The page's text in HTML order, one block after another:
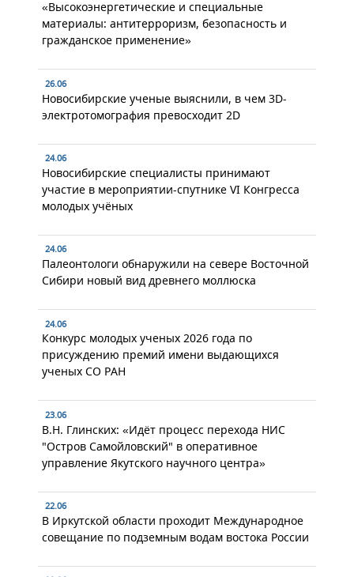
«Высокоэнергетические и специальные
материалы: антитерроризм, безопасность и
гражданское применение»
26.06
Новосибирские ученые выяснили, в чем 3D-
электротомография превосходит 2D
24.06
Новосибирские специалисты принимают
участие в мероприятии-спутнике VI Конгресса
молодых учёных
24.06
Палеонтологи обнаружили на севере Восточной
Сибири новый вид древнего моллюска
24.06
Конкурс молодых ученых 2026 года по
присуждению премий имени выдающихся
ученых СО РАН
23.06
В.Н. Глинских: «Идёт процесс перехода НИС
"Остров Самойловский" в оперативное
управление Якутского научного центра»
22.06
В Иркутской области проходит Международное
совещание по подземным водам востока России